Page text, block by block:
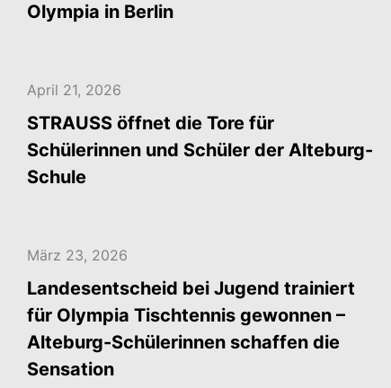
Olympia in Berlin
April 21, 2026
STRAUSS öffnet die Tore für
Schülerinnen und Schüler der Alteburg-
Schule
März 23, 2026
Landesentscheid bei Jugend trainiert
für Olympia Tischtennis gewonnen –
Alteburg-Schülerinnen schaffen die
Sensation